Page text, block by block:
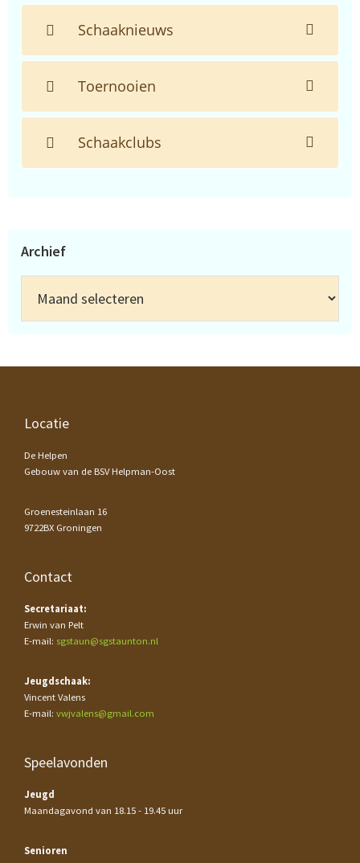
Schaaknieuws
Toernooien
Schaakclubs
Archief
Footer
Locatie
De Helpen
Gebouw van de BSV Helpman-Oost
Groenesteinlaan 16
9722BX Groningen
Contact
Secretariaat:
Erwin van Pelt
E-mail: sgstaun@sgstaunton.nl
Jeugdschaak:
Vincent Valens
E-mail: vwjvalens@gmail.com
Speelavonden
Jeugd
Maandagavond van 18.15 - 19.45 uur
Senioren